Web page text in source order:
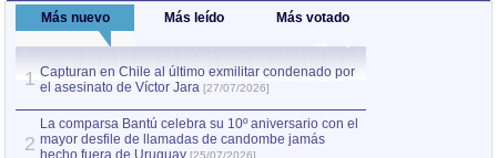
Más nuevo Más leído Más votado
1 Capturan en Chile al último exmilitar condenado por
el asesinato de Víctor Jara [27/07/2026]
2
La comparsa Bantú celebra su 10º aniversario con el
mayor desfile de llamadas de candombe jamás
hecho fuera de Uruguay [25/07/2026]